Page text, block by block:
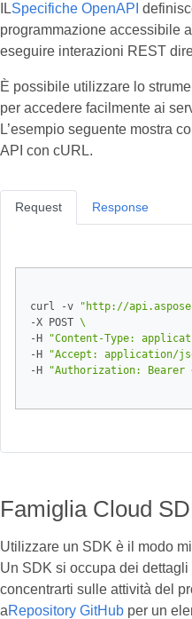
ILSpecifiche OpenAPI
programmazione accessibile
eseguire interazioni REST
È possibile utilizzare lo
per accedere facilmente ai
L’esempio seguente mostra
API con cURL.
Request
curl -v
"http://
-X POST
-H
"Content-Type:
-H
"Accept: application/
-H
"Authorization: Bearer
Response
Famiglia Cloud
Utilizzare un SDK è il modo
Un SDK si occupa dei
concentrarti sulle attività del
aRepository GitHub per un